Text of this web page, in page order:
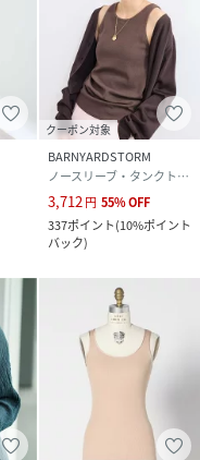
クーポン対象
BARNYARDSTORM
ノースリーブ・タンクトップ
3,712円 55%OFF
337ポイント(10%ポイント
バック)